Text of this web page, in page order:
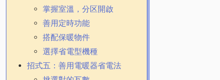
掌握室溫，分区開啟
善用定時功能
搭配保暖物件
選擇省電型機種
招式五：善用電暖器省電法